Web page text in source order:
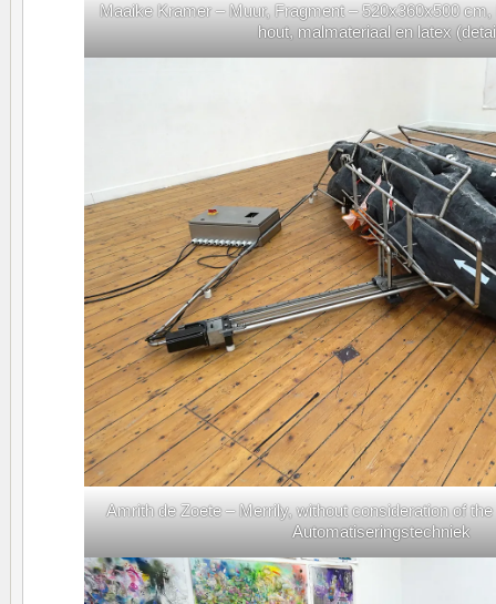
Maaike Kramer – Muur, Fragment – 520x360x500
hout, malmateriaal en latex
Amrith de Zoete – Merrily, without consideration of
Automatiseringstechniek